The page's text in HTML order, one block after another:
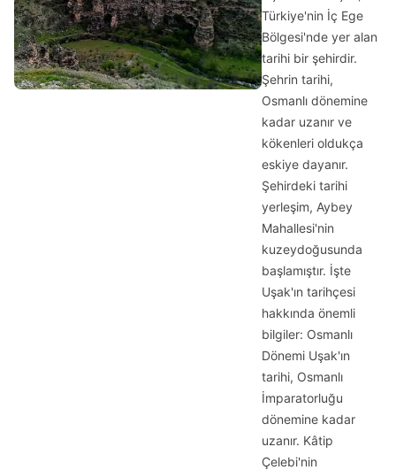
Türkiye'nin İç Ege
Bölgesi'nde yer alan
tarihi bir şehirdir.
Şehrin tarihi,
Osmanlı dönemine
kadar uzanır ve
kökenleri oldukça
eskiye dayanır.
Şehirdeki tarihi
yerleşim, Aybey
Mahallesi'nin
kuzeydoğusunda
başlamıştır. İşte
Uşak'ın tarihçesi
hakkında önemli
bilgiler: Osmanlı
Dönemi Uşak'ın
tarihi, Osmanlı
İmparatorluğu
dönemine kadar
uzanır. Kâtip
Çelebi'nin